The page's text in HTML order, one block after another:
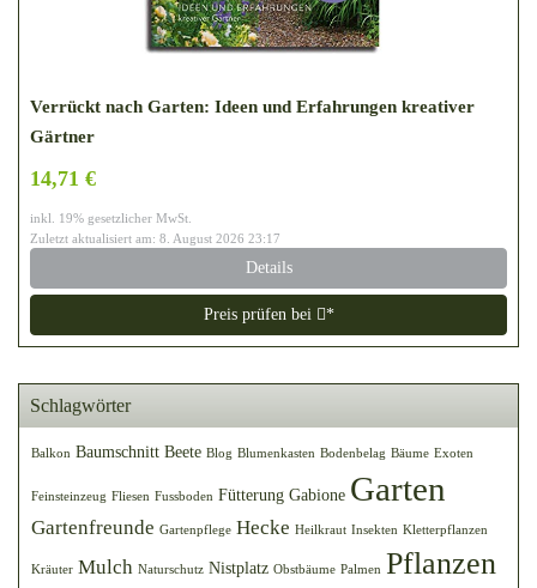
Verrückt nach Garten: Ideen und Erfahrungen kreativer
Gärtner
14,71 €
inkl. 19% gesetzlicher MwSt.
Zuletzt aktualisiert am: 8. August 2026 23:17
Details
Preis prüfen bei *
Schlagwörter
Balkon Baumschnitt Beete Blog Blumenkasten Bodenbelag Bäume Exoten
Feinsteinzeug Fliesen Fussboden Fütterung Gabione Garten
Gartenfreunde Gartenpflege Hecke Heilkraut Insekten Kletterpflanzen
Kräuter Mulch Naturschutz Nistplatz Obstbäume Palmen Pflanzen